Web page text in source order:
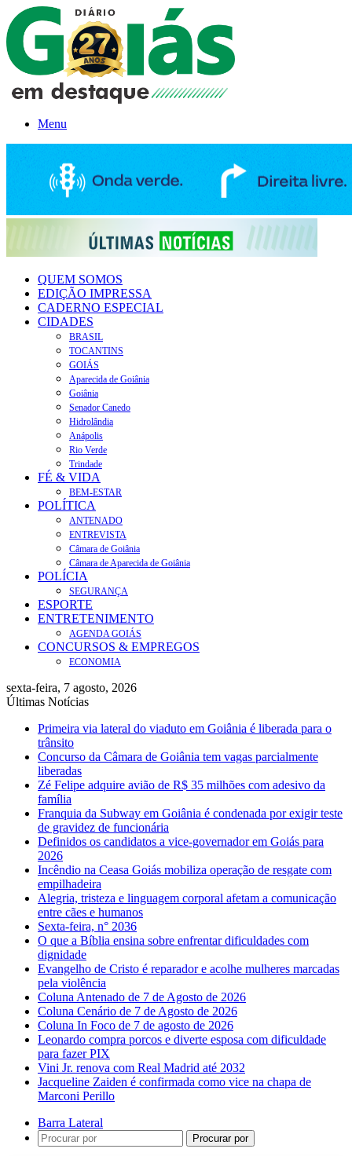
Menu
QUEM SOMOS
EDIÇÃO IMPRESSA
CADERNO ESPECIAL
CIDADES
BRASIL
TOCANTINS
GOIÁS
Aparecida de Goiânia
Goiânia
Senador Canedo
Hidrolândia
Anápolis
Rio Verde
Trindade
FÉ & VIDA
BEM-ESTAR
POLÍTICA
ANTENADO
ENTREVISTA
Câmara de Goiânia
Câmara de Aparecida de Goiânia
POLÍCIA
SEGURANÇA
ESPORTE
ENTRETENIMENTO
AGENDA GOIÁS
CONCURSOS & EMPREGOS
ECONOMIA
sexta-feira, 7 agosto, 2026
Últimas Notícias
Primeira via lateral do viaduto em Goiânia é liberada para o
trânsito
Concurso da Câmara de Goiânia tem vagas parcialmente
liberadas
Zé Felipe adquire avião de R$ 35 milhões com adesivo da
família
Franquia da Subway em Goiânia é condenada por exigir teste
de gravidez de funcionária
Definidos os candidatos a vice-governador em Goiás para
2026
Incêndio na Ceasa Goiás mobiliza operação de resgate com
empilhadeira
Alegria, tristeza e linguagem corporal afetam a comunicação
entre cães e humanos
Sexta-feira, n° 2036
O que a Bíblia ensina sobre enfrentar dificuldades com
dignidade
Evangelho de Cristo é reparador e acolhe mulheres marcadas
pela violência
Coluna Antenado de 7 de Agosto de 2026
Coluna Cenário de 7 de Agosto de 2026
Coluna In Foco de 7 de agosto de 2026
Leonardo compra porcos e diverte esposa com dificuldade
para fazer PIX
Vini Jr. renova com Real Madrid até 2032
Jacqueline Zaiden é confirmada como vice na chapa de
Marconi Perillo
Barra Lateral
Procurar por